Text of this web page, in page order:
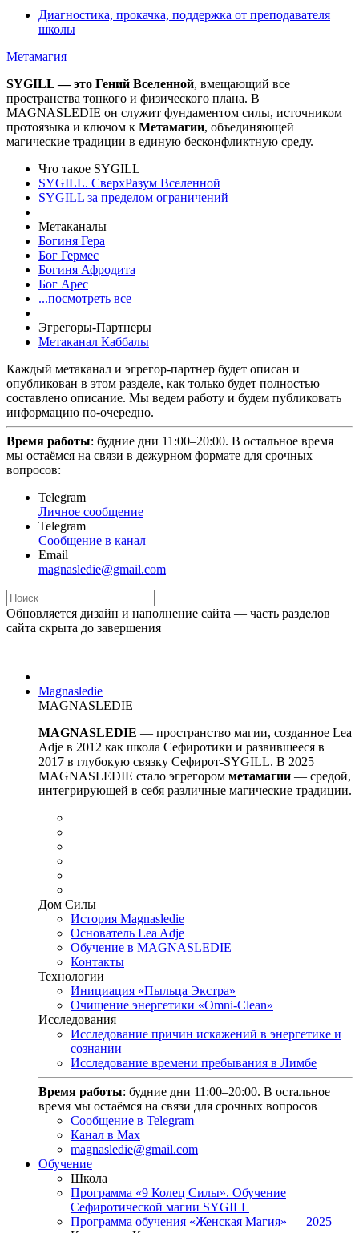
Диагностика, прокачка, поддержка от преподавателя
школы
Метамагия
SYGILL — это Гений Вселенной, вмещающий все
пространства тонкого и физического плана. В
MAGNASLEDIE он служит фундаментом силы, источником
протоязыка и ключом к Метамагии, объединяющей
магические традиции в единую бесконфликтную среду.
Что такое SYGILL
SYGILL. СверхРазум Вселенной
SYGILL за пределом ограничений
Метаканалы
Богиня Гера
Бог Гермес
Богиня Афродита
Бог Арес
...посмотреть все
Эгрегоры-Партнеры
Метаканал Каббалы
Каждый метаканал и эгрегор-партнер будет описан и
опубликован в этом разделе, как только будет полностью
составлено описание. Мы ведем работу и будем публиковать
информацию по-очередно.
Время работы: будние дни 11:00–20:00. В остальное время
мы остаёмся на связи в дежурном формате для срочных
вопросов:
Telegram
Личное сообщение
Telegram
Сообщение в канал
Email
magnasledie@gmail.com
Обновляется дизайн и наполнение сайта — часть разделов
сайта скрыта до завершения
Magnasledie
MAGNASLEDIE
MAGNASLEDIE — пространство магии, созданное Lea
Adje в 2012 как школа Сефиротики и развившееся в
2017 в глубокую связку Сефирот-SYGILL. В 2025
MAGNASLEDIE стало эгрегором метамагии — средой,
интегрирующей в себя различные магические традиции.
Дом Силы
История Magnasledie
Основатель Lea Adje
Обучение в MAGNASLEDIE
Контакты
Технологии
Инициация «Пыльца Экстра»
Очищение энергетики «Omni-Clean»
Исследования
Исследование причин искажений в энергетике и
сознании
Исследование времени пребывания в Лимбе
Время работы: будние дни 11:00–20:00. В остальное
время мы остаёмся на связи для срочных вопросов
Сообщение в Telegram
Канал в Max
magnasledie@gmail.com
Обучение
Школа
Программа «9 Колец Силы». Обучение
Сефиротической магии SYGILL
Программа обучения «Женская Магия» — 2025